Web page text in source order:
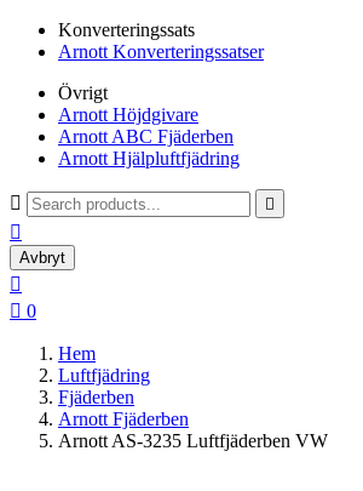
Konverteringssats
Arnott Konverteringssatser
Övrigt
Arnott Höjdgivare
Arnott ABC Fjäderben
Arnott Hjälpluftfjädring
 

Avbryt

 0
Hem
Luftfjädring
Fjäderben
Arnott Fjäderben
Arnott AS-3235 Luftfjäderben VW